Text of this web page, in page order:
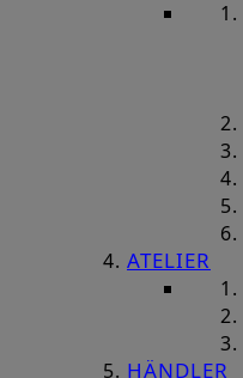
ATELIER
HÄNDLER